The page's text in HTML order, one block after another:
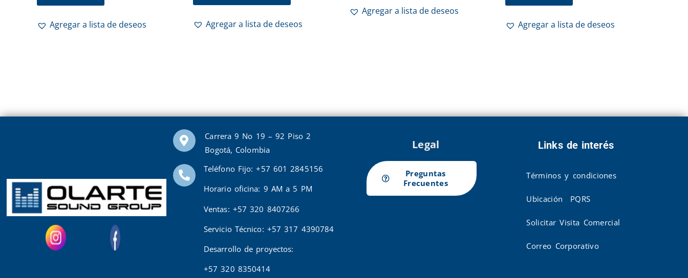
Agregar a lista de deseos Agregar a lista de deseos
Agregar a lista de deseos
Agregar a lista de deseos
Carrera 9 No 19 – 92 Piso 2
Bogotá, Colombia
Teléfono Fijo: +57 601 2845156
Horario oficina: 9 AM a 5 PM
Ventas: +57 320 8407266
Servicio Técnico: +57 317 4390784
Desarrollo de proyectos:
+57 320 8350414
Legal
Preguntas
Frecuentes
Links de interés
Términos y condiciones
Ubicación PQRS
Solicitar Visita Comercial
Correo Corporativo